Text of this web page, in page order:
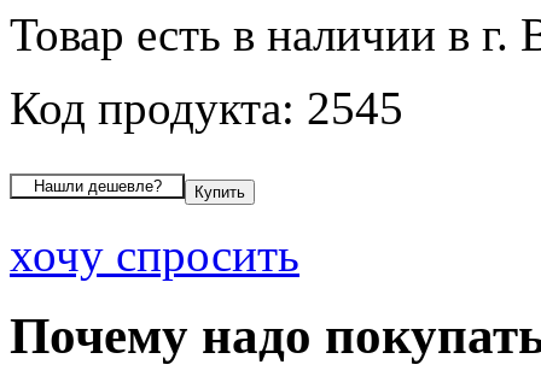
Товар есть в наличии в г.
Код продукта: 2545
хочу спросить
Почему надо